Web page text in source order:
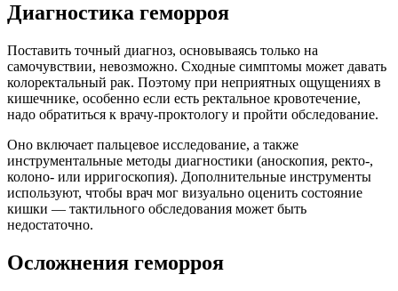
Диагностика геморроя
Поставить точный диагноз, основываясь только на
самочувствии, невозможно. Сходные симптомы может давать
колоректальный рак. Поэтому при неприятных ощущениях в
кишечнике, особенно если есть ректальное кровотечение,
надо обратиться к врачу-проктологу и пройти обследование.
Оно включает пальцевое исследование, а также
инструментальные методы диагностики (аноскопия, ректо-,
колоно- или ирригоскопия). Дополнительные инструменты
используют, чтобы врач мог визуально оценить состояние
кишки — тактильного обследования может быть
недостаточно.
Осложнения геморроя